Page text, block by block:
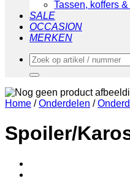
Tassen, koffers
SALE
OCCASION
MERKEN
Zoeken
naar:
Home / Onderdelen /
Spoiler/